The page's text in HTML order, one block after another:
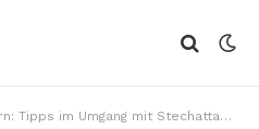
im Umgang mit Stechattacken